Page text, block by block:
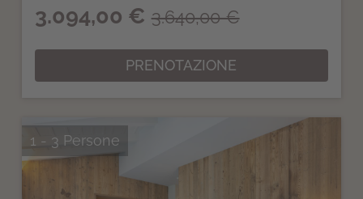
3.094,00 € 3.640,00 €
PRENOTAZIONE
1 - 3 Persone